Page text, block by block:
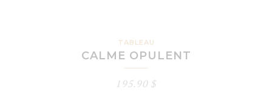
TABLEAU
CALME OPULENT
195.90 $